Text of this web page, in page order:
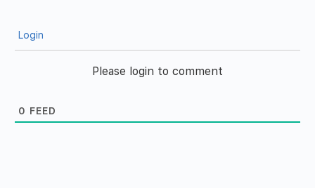
Login
Please login to comment
0 FEED